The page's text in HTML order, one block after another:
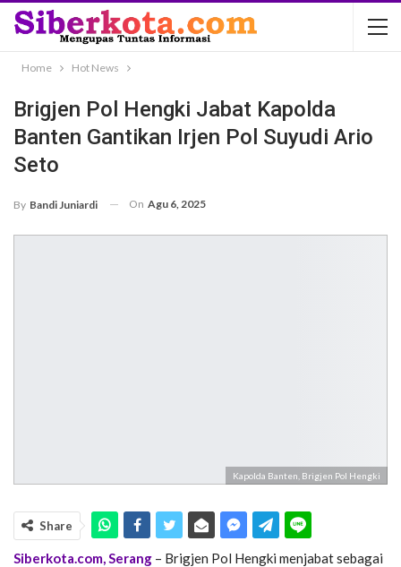
Home Hot News
Brigjen Pol Hengki Jabat Kapolda
Banten Gantikan Irjen Pol Suyudi Ario
Seto
By Bandi Juniardi On Agu 6, 2025
Kapolda Banten, Brigjen Pol Hengki
Share
Siberkota.com, Serang – Brigjen Pol Hengki menjabat sebagai